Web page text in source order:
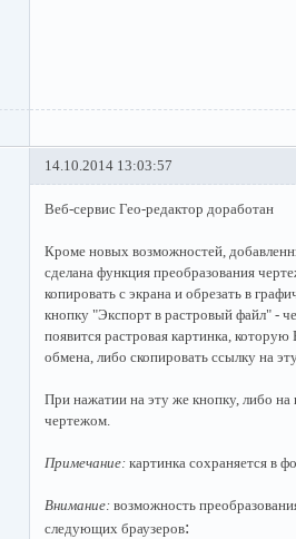
14.10.2014 13:03:57
Веб-сервис Гео-редактор доработан
Кроме новых возможностей,
сделана функция преобразования
копировать с экрана и обрезать в
кнопку "Экспорт в растровый файл" -
появится растровая картинка,
обмена, либо скопировать ссылку на
При нажатии на эту же кнопку, либо
чертежом.
Примечание:картинка сохраняется в
Внимание:возможность
следующих браузеров: